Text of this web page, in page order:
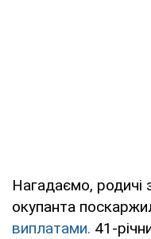
Нагадаємо, родичі
окупанта
виплатами. 41-